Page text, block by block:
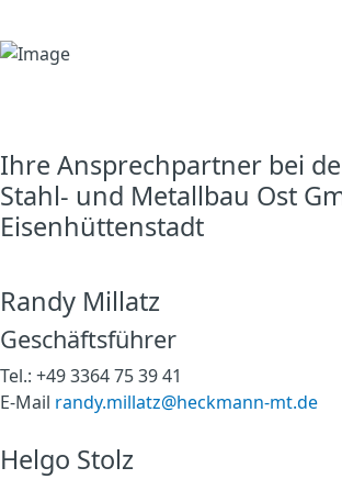
Ihre Ansprechpartner bei
Stahl- und Metallbau Ost
Eisenhüttenstadt
Randy Millatz
Geschäftsführer
Tel.: +49 3364 75 39 41
E-Mail randy.millatz@heckmann-mt.de
Helgo Stolz